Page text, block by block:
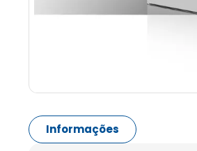
Informações